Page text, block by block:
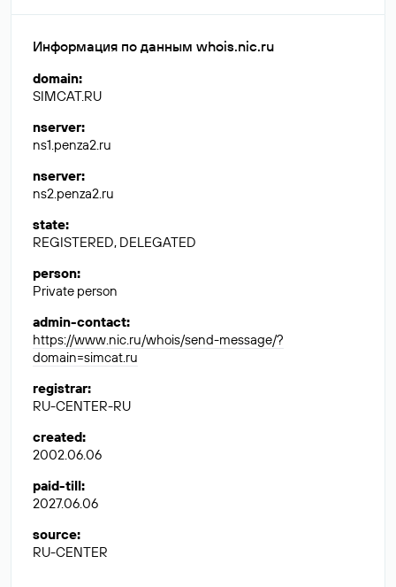
Информация по данным whois.nic.ru
domain:
SIMCAT.RU
nserver:
ns1.penza2.ru
nserver:
ns2.penza2.ru
state:
REGISTERED, DELEGATED
person:
Private person
admin-contact:
https://www.nic.ru/whois/send-message/?
domain=simcat.ru
registrar:
RU-CENTER-RU
created:
2002.06.06
paid-till:
2027.06.06
source:
RU-CENTER